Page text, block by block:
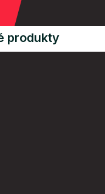
produkty